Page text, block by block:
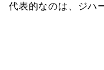
代表的なのは、ジハ